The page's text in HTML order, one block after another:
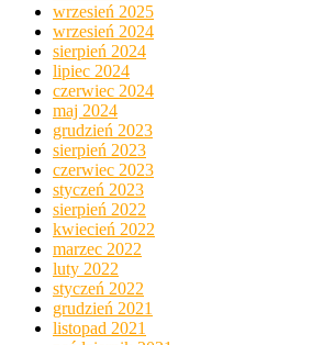
wrzesień 2025
wrzesień 2024
sierpień 2024
lipiec 2024
czerwiec 2024
maj 2024
grudzień 2023
sierpień 2023
czerwiec 2023
styczeń 2023
sierpień 2022
kwiecień 2022
marzec 2022
luty 2022
styczeń 2022
grudzień 2021
listopad 2021